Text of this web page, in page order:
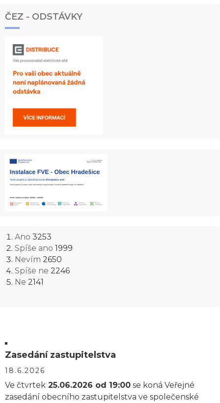
ČEZ - ODSTÁVKY
Ano 3253
Spíše ano 1999
Nevím 2650
Spíše ne 2246
Ne 2141
Zasedání zastupitelstva
18.6.2026
Ve čtvrtek 25.06.2026 od 19:00 se koná Veřejné
zasedání obecního zastupitelstva ve společenské